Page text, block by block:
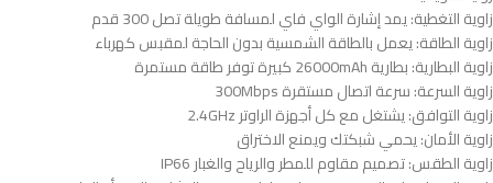
زاوية التغطية: يمد إشارة الواي فاي لمسافة طويلة تصل 300 قدم
زاوية الطاقة: يعمل بالطاقة الشمسية بدون الحاجة لمقبس كهرباء
زاوية البطارية: بطارية 26000mAh كبيرة توفر طاقة مستمرة
زاوية السرعة: سرعة اتصال مستقرة 300Mbps
زاوية التوافق: يشتغل مع كل أجهزة الراوتر 2.4GHz
زاوية الأمان: يحمي شبكتك ويمنع الاختراق
زاوية الطقس: تصميم مقاوم للمطر والرياح والغبار IP66